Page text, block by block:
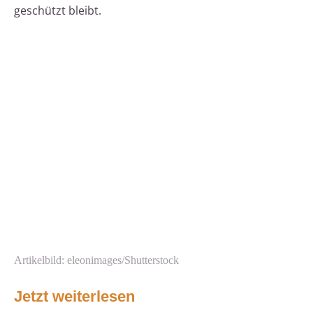
geschützt bleibt.
Artikelbild: eleonimages/Shutterstock
Jetzt weiterlesen